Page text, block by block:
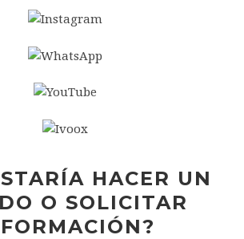
HACER UN
O SOLICITAR